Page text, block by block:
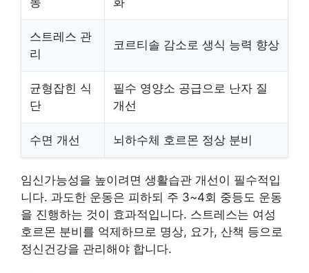
스트레스 관
리
코르티솔 감소로 생식 능력 향상
균형잡힌 식
단
필수 영양소 공급으로 난자 질
개선
수면 개선 뇌하수체 호르몬 정상 분비
임신가능성을 높이려면 생활습관 개선이 필수적입
니다. 과도한 운동은 피하되 주 3~4회 중등도 운동
을 진행하는 것이 효과적입니다. 스트레스는 여성
호르몬 분비를 억제하므로 명상, 요가, 산책 등으로
정신건강을 관리해야 합니다.